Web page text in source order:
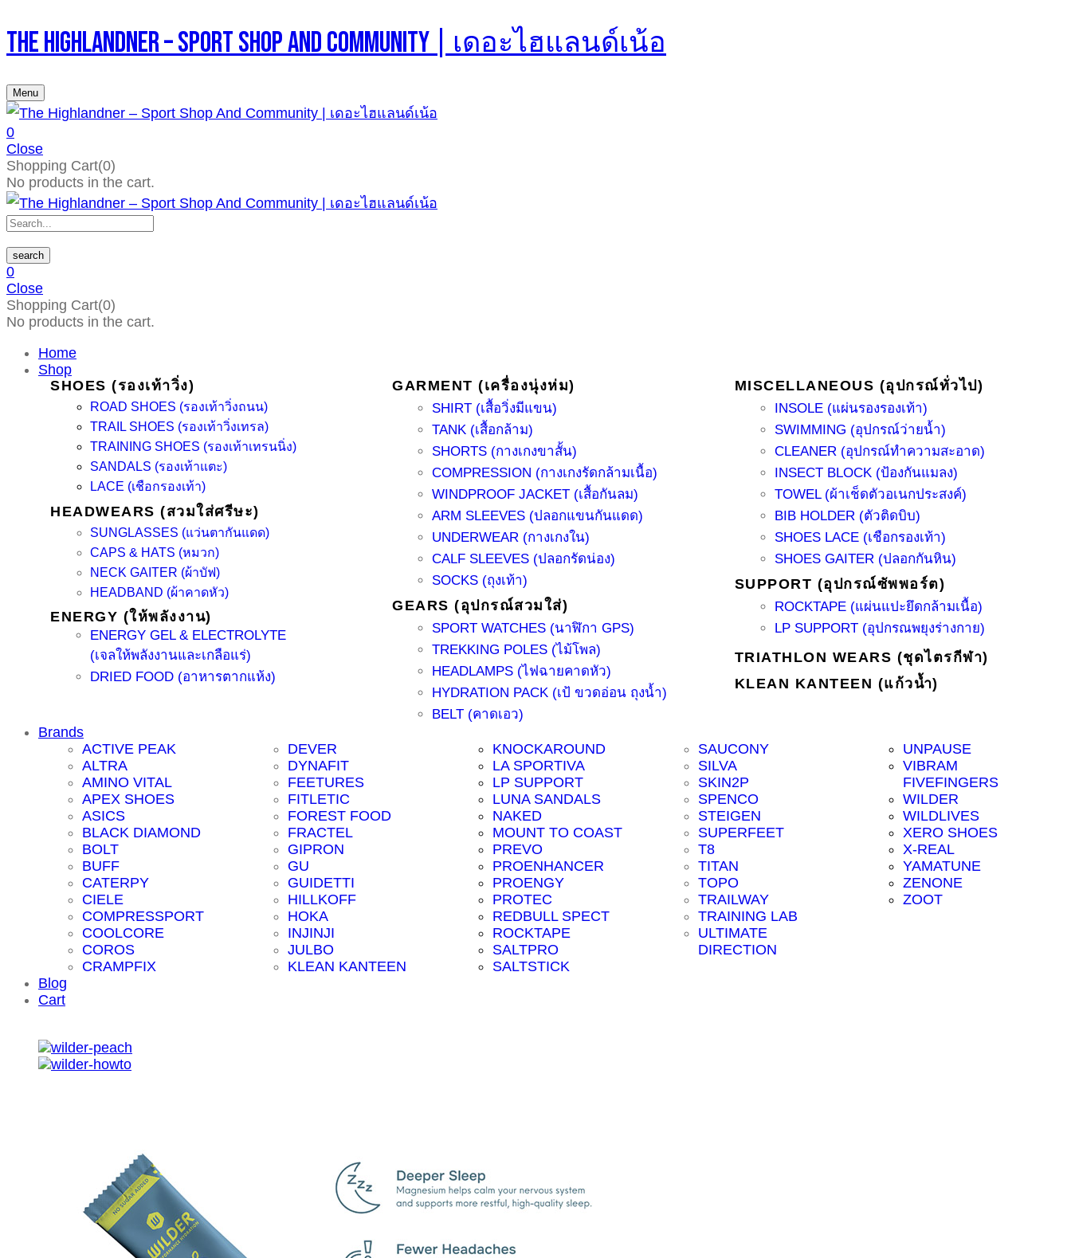
The Highlandner – Sport Shop And Community | เดอะไฮแลนด์เน้อ
Menu
0
Close
Shopping Cart(0)
No products in the cart.
search
0
Close
Shopping Cart(0)
No products in the cart.
Home
Shop
SHOES (รองเท้าวิ่ง)
ROAD SHOES (รองเท้าวิ่งถนน)
TRAIL SHOES (รองเท้าวิ่งเทรล)
TRAINING SHOES (รองเท้าเทรนนิ่ง)
SANDALS (รองเท้าแตะ)
LACE (เชือกรองเท้า)
HEADWEARS (สวมใส่ศรีษะ)
SUNGLASSES (แว่นตากันแดด)
CAPS & HATS (หมวก)
NECK GAITER (ผ้าบัฟ)
HEADBAND (ผ้าคาดหัว)
ENERGY (ให้พลังงาน)
ENERGY GEL & ELECTROLYTE
(เจลให้พลังงานและเกลือแร่)
DRIED FOOD (อาหารตากแห้ง)
GARMENT (เครื่องนุ่งห่ม)
SHIRT (เสื้อวิ่งมีแขน)
TANK (เสื้อกล้าม)
SHORTS (กางเกงขาสั้น)
COMPRESSION (กางเกงรัดกล้ามเนื้อ)
WINDPROOF JACKET (เสื้อกันลม)
ARM SLEEVES (ปลอกแขนกันแดด)
UNDERWEAR (กางเกงใน)
CALF SLEEVES (ปลอกรัดน่อง)
SOCKS (ถุงเท้า)
GEARS (อุปกรณ์สวมใส่)
SPORT WATCHES (นาฬิกา GPS)
TREKKING POLES (ไม้โพล)
HEADLAMPS (ไฟฉายคาดหัว)
HYDRATION PACK (เป้ ขวดอ่อน ถุงน้ำ)
BELT (คาดเอว)
MISCELLANEOUS (อุปกรณ์ทั่วไป)
INSOLE (แผ่นรองรองเท้า)
SWIMMING (อุปกรณ์ว่ายน้ำ)
CLEANER (อุปกรณ์ทำความสะอาด)
INSECT BLOCK (ป้องกันแมลง)
TOWEL (ผ้าเช็ดตัวอเนกประสงค์)
BIB HOLDER (ตัวติดบิบ)
SHOES LACE (เชือกรองเท้า)
SHOES GAITER (ปลอกกันหิน)
SUPPORT (อุปกรณ์ซัพพอร์ต)
ROCKTAPE (แผ่นแปะยึดกล้ามเนื้อ)
LP SUPPORT (อุปกรณพยุงร่างกาย)
TRIATHLON WEARS (ชุดไตรกีฬา)
KLEAN KANTEEN (แก้วน้ำ)
Brands
ACTIVE PEAK
ALTRA
AMINO VITAL
APEX SHOES
ASICS
BLACK DIAMOND
BOLT
BUFF
CATERPY
CIELE
COMPRESSPORT
COOLCORE
COROS
CRAMPFIX
DEVER
DYNAFIT
FEETURES
FITLETIC
FOREST FOOD
FRACTEL
GIPRON
GU
GUIDETTI
HILLKOFF
HOKA
INJINJI
JULBO
KLEAN KANTEEN
KNOCKAROUND
LA SPORTIVA
LP SUPPORT
LUNA SANDALS
NAKED
MOUNT TO COAST
PREVO
PROENHANCER
PROENGY
PROTEC
REDBULL SPECT
ROCKTAPE
SALTPRO
SALTSTICK
SAUCONY
SILVA
SKIN2P
SPENCO
STEIGEN
SUPERFEET
T8
TITAN
TOPO
TRAILWAY
TRAINING LAB
ULTIMATE
DIRECTION
UNPAUSE
VIBRAM
FIVEFINGERS
WILDER
WILDLIVES
XERO SHOES
X-REAL
YAMATUNE
ZENONE
ZOOT
Blog
Cart